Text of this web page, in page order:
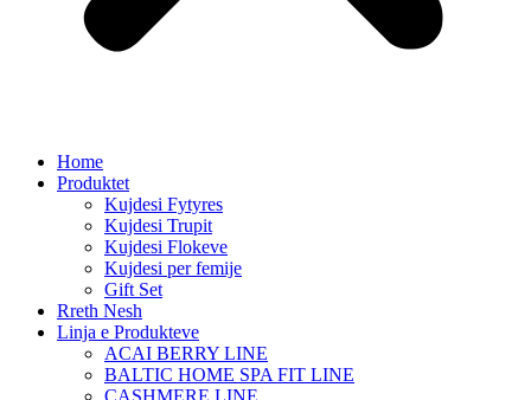
Home
Produktet
Kujdesi Fytyres
Kujdesi Trupit
Kujdesi Flokeve
Kujdesi per femije
Gift Set
Rreth Nesh
Linja e Produkteve
ACAI BERRY LINE
BALTIC HOME SPA FIT LINE
CASHMERE LINE